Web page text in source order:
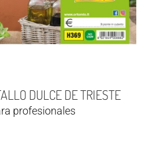
DULCE DE TRIESTE
profesionales